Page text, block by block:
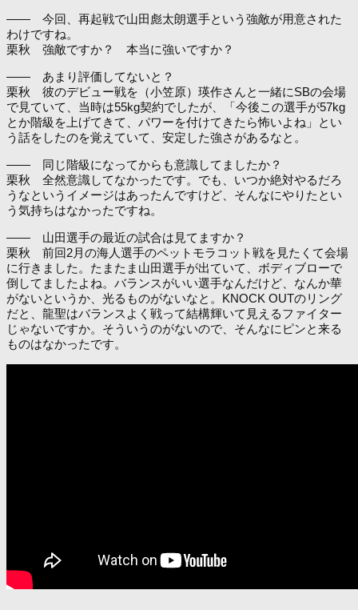
―― 今回、再起戦で山田彪太朗選手という強敵が用意された
わけですね。
栗秋 強敵ですか？ 本当に強いですか？
―― あまり評価してないと？
栗秋 彼のデビュー戦を（小笠原）瑛作さんと一緒にSBの会場
で見ていて、当時は55kg契約でしたが、「今後この選手が57kg
とか階級を上げてきて、パワーを付けてきたら怖いよね」とい
う話をしたのを覚えていて、安定した強さがあるなと。
―― 同じ階級になってからも意識してましたか？
栗秋 全然意識してなかったです。でも、いつか絶対やるだろ
うなというイメージはあったんですけど、そんなにやりたとい
う気持ちはなかったですね。
―― 山田選手の最近の試合は見てますか？
栗秋 前回2月の海人選手のペットモラコット戦を見たくて会場
に行きました。たまたま山田選手が出ていて、ボディブローで
倒してましたよね。バランスがいい選手なんだけど、なんか華
がないというか、光るものがないなと。KNOCK OUTのリング
だと、龍聖はバランスよく戦って結構輝いて見えるファイター
じゃないですか。そういうのがないので、そんなにピンと来る
ものはなかったです。